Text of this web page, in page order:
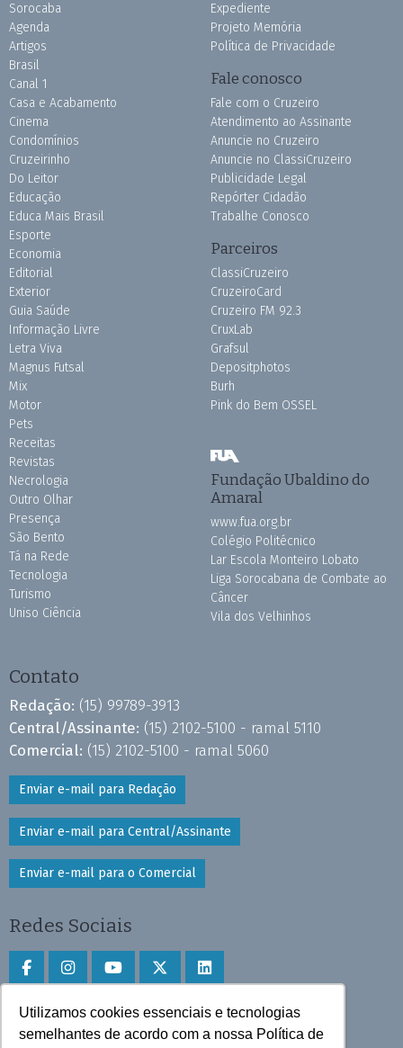
Utilizamos cookies essenciais e tecnologias
semelhantes de acordo com a nossa Política de
Sorocaba
Agenda
Artigos
Brasil
Canal 1
Casa e Acabamento
Cinema
Condomínios
Cruzeirinho
Do Leitor
Educação
Educa Mais Brasil
Esporte
Economia
Editorial
Exterior
Guia Saúde
Informação Livre
Letra Viva
Magnus Futsal
Mix
Motor
Pets
Receitas
Revistas
Necrologia
Outro Olhar
Presença
São Bento
Tá na Rede
Tecnologia
Turismo
Uniso Ciência
Expediente
Projeto Memória
Política de Privacidade
Fale conosco
Fale com o Cruzeiro
Atendimento ao Assinante
Anuncie no Cruzeiro
Anuncie no ClassiCruzeiro
Publicidade Legal
Repórter Cidadão
Trabalhe Conosco
Parceiros
ClassiCruzeiro
CruzeiroCard
Cruzeiro FM 92.3
CruxLab
Grafsul
Depositphotos
Burh
Pink do Bem OSSEL
Fundação Ubaldino do
Amaral
www.fua.org.br
Colégio Politécnico
Lar Escola Monteiro Lobato
Liga Sorocabana de Combate ao
Câncer
Vila dos Velhinhos
Contato
Redação: (15) 99789-3913
Central/Assinante: (15) 2102-5100 - ramal 5110
Comercial: (15) 2102-5100 - ramal 5060
Enviar e-mail para Redação
Enviar e-mail para Central/Assinante
Enviar e-mail para o Comercial
Redes Sociais
Faça download do aplicativo